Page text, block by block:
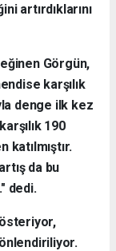
artırdıklarını
Görgün,
karşılık
denge ilk kez
190
da bu
dedi.